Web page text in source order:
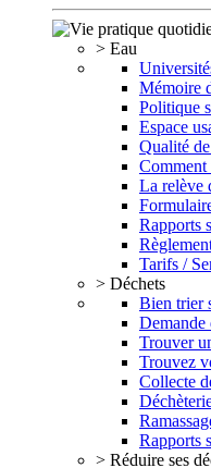
> Eau
Mémoire
Politique
Espace
Qualité
Comment
La relève
Rapports
Tarifs /
> Déchets
Bien trier
Demande
Trouver
Trouvez
Collecte
Rapports
> Réduire ses